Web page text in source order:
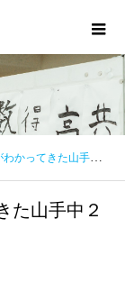
きた山手中２年Ｓさん
た山手中２